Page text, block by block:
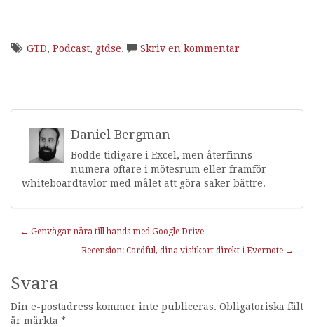
GTD, Podcast, gtdse. Skriv en kommentar
Daniel Bergman
Bodde tidigare i Excel, men återfinns
numera oftare i mötesrum eller framför
whiteboardtavlor med målet att göra saker bättre.
Inläggnavigering
← Genvägar nära till hands med Google Drive
Recension: Cardful, dina visitkort direkt i Evernote →
Svara
Din e-postadress kommer inte publiceras. Obligatoriska fält
är märkta *